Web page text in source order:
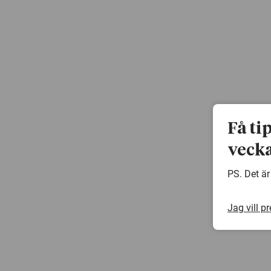
Få
PS. Det
Jag vill